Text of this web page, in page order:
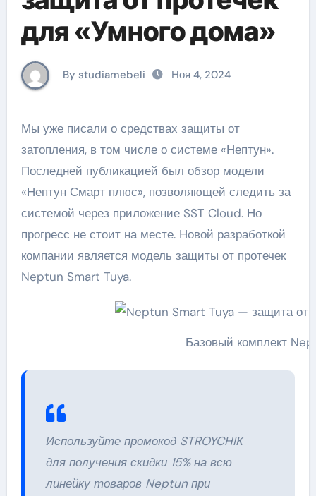
для «Умного дома»
By studiamebeli Ноя 4, 2024
Мы уже писали о средствах защиты от
затопления, в том числе о системе «Нептун».
Последней публикацией был обзор модели
«Нептун Смарт плюс», позволяющей следить за
системой через приложение SST Cloud. Но
прогресс не стоит на месте. Новой разработкой
компании является модель защиты от протечек
Neptun Smart Tuya.
Базовый комплект
Используйте промокод STROYCHIK
для получения скидки 15% на всю
линейку товаров Neptun при